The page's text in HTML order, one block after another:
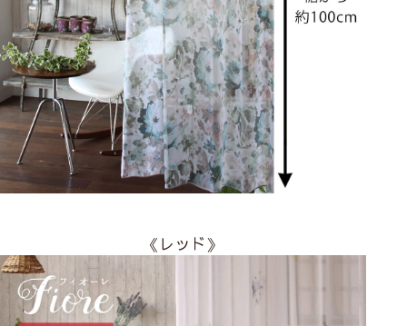
《レッド》